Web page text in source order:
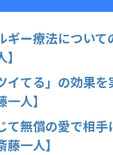
ギー療法について
イてる」の効果
人】
て無償の愛で相手
一人】